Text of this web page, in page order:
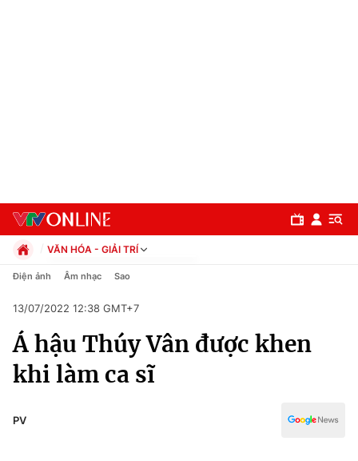
Chuyên mục
Chính trị
VĂN HÓA - GIẢI TRÍ
Chính trị
Pháp luật
Kinh tế
Thể thao
Truyền hình
Điện ảnh Âm nhạc Sao
13/07/2022 12:38 GMT+7
Á hậu Thúy Vân được khen
khi làm ca sĩ
PV